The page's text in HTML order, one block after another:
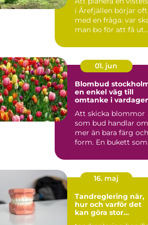
i Årefjällen börjar
med en fråga: var
man bo för att få ut
01. jun
Blombud
en enkel väg till
omtanke i
Att skicka blommor
som bud handlar om
mer än bara färg och
form. En bukett som
dör...
16. maj
Tandreglering när,
hur och varför det
kan göra stor